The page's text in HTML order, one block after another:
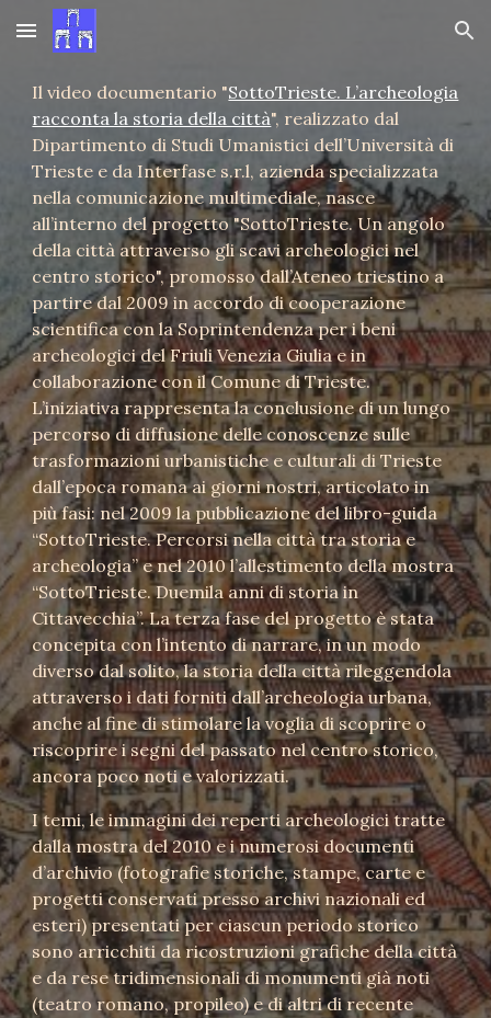
Skip to main content Skip to navigation
Il video documentario "SottoTrieste. L’archeologia
racconta la storia della città", realizzato dal
Dipartimento di Studi Umanistici dell’Università di
Trieste e da Interfase s.r.l, azienda specializzata
nella comunicazione multimediale, nasce
all’interno del progetto "SottoTrieste. Un angolo
della città attraverso gli scavi archeologici nel
centro storico", promosso dall’Ateneo triestino a
partire dal 2009 in accordo di cooperazione
scientifica con la Soprintendenza per i beni
archeologici del Friuli Venezia Giulia e in
collaborazione con il Comune di Trieste.
L’iniziativa rappresenta la conclusione di un lungo
percorso di diffusione delle conoscenze sulle
trasformazioni urbanistiche e culturali di Trieste
dall’epoca romana ai giorni nostri, articolato in
più fasi: nel 2009 la pubblicazione del libro-guida
“SottoTrieste. Percorsi nella città tra storia e
archeologia” e nel 2010 l’allestimento della mostra
“SottoTrieste. Duemila anni di storia in
Cittavecchia”. La terza fase del progetto è stata
concepita con l’intento di narrare, in un modo
diverso dal solito, la storia della città rileggendola
attraverso i dati forniti dall’archeologia urbana,
anche al fine di stimolare la voglia di scoprire o
riscoprire i segni del passato nel centro storico,
ancora poco noti e valorizzati.
I temi, le immagini dei reperti archeologici tratte
dalla mostra del 2010 e i numerosi documenti
d’archivio (fotografie storiche, stampe, carte e
progetti conservati presso archivi nazionali ed
esteri) presentati per ciascun periodo storico
sono arricchiti da ricostruzioni grafiche della città
e da rese tridimensionali di monumenti già noti
(teatro romano, propileo) e di altri di recente